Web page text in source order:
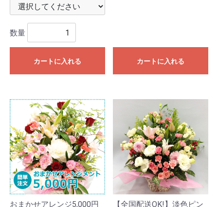
数量
カートに入れる カートに入れる
おまかせアレンジ5,000円 【全国配送OK!】淡色ピン